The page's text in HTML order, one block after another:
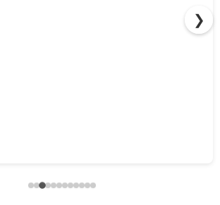
❯